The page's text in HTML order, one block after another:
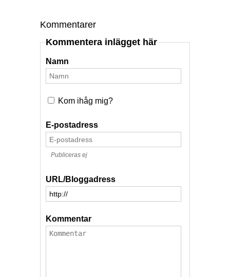
Kommentarer
Kommentera inlägget här
Namn
Kom ihåg mig?
E-postadress
Publiceras ej
URL/Bloggadress
Kommentar